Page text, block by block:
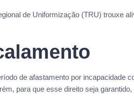
de Uniformização (TRU) trouxe
de afastamento por incapacidade
para que esse direito seja